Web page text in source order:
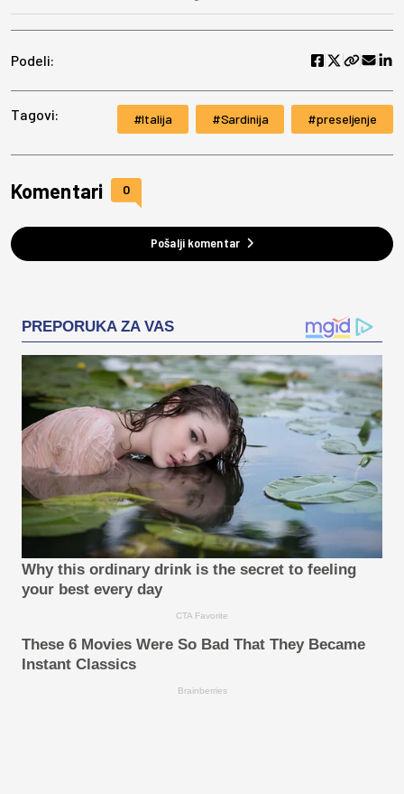
Podeli:
Tagovi: Italija Sardinija preseljenje
Komentari 0
Pošalji komentar
PREPORUKA ZA VAS
Why this ordinary drink is the secret to feeling
your best every day
CTA Favorite
These 6 Movies Were So Bad That They Became
Instant Classics
Brainberries